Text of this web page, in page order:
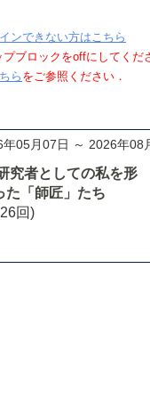
ンできない方はこちら
ブロックをoffにしてくだ
ら をご参照ください．
年05月07日 ～ 2026年08
究者としての私を形
た「師匠」たち
回)